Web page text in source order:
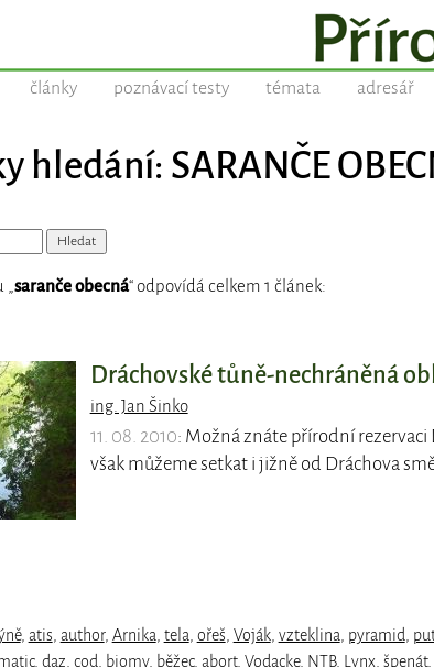
články poznávací testy témata adresář
hledání: SARANČE
saranče obecná“ odpovídá celkem 1 článek:
Dráchovské tůně-nechráněná
ing. Jan Šinko
11. 08. 2010: Možná znáte přírodní rezervaci
však můžeme setkat i jižně od Dráchova
, atis author, Arnika tela ořeš Voják, vzteklina pyramid
, daz cod biomy, běžec, abort, Vodacke, NTB, Lynx špenát,